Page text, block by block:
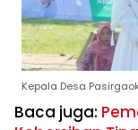
Kepala Desa
Baca juga: